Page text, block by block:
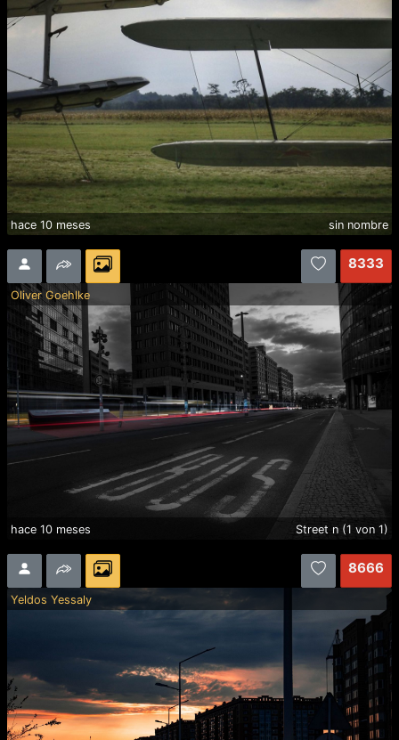
hace 10 meses sin nombre
8333
Oliver Goehlke
hace 10 meses Street n (1 von 1)
8666
Yeldos Yessaly